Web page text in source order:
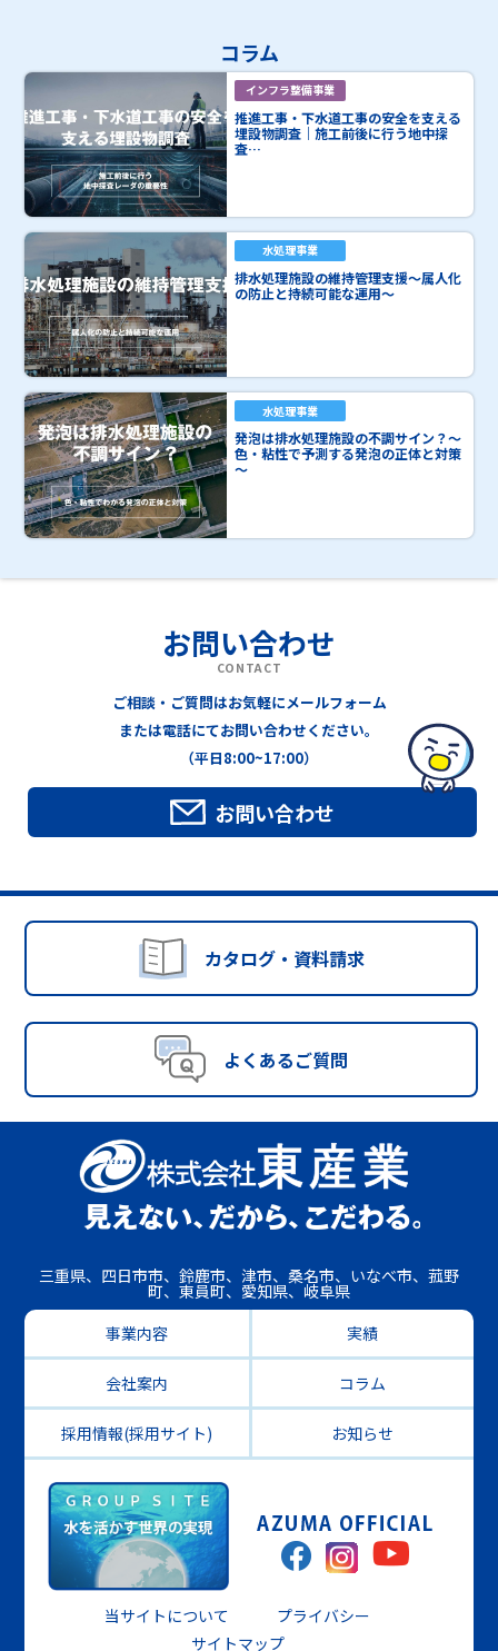
コラム
インフラ整備事業
推進工事・下水道工事の安全を支える
埋設物調査｜施工前後に行う地中探
査…
水処理事業
排水処理施設の維持管理支援～属人化
の防止と持続可能な運用～
水処理事業
発泡は排水処理施設の不調サイン？～
色・粘性で予測する発泡の正体と対策
～
お問い合わせ
CONTACT
ご相談・ご質問はお気軽にメールフォーム
または電話にてお問い合わせください。
（平日8:00~17:00）
お問い合わせ
カタログ・資料請求
よくあるご質問
三重県、四日市市、鈴鹿市、津市、桑名市、いなべ市、菰野
町、東員町、愛知県、岐阜県
事業内容
実績
会社案内 コラム
採用情報(採用サイト) お知らせ
当サイトについて
プライバシー
サイトマップ